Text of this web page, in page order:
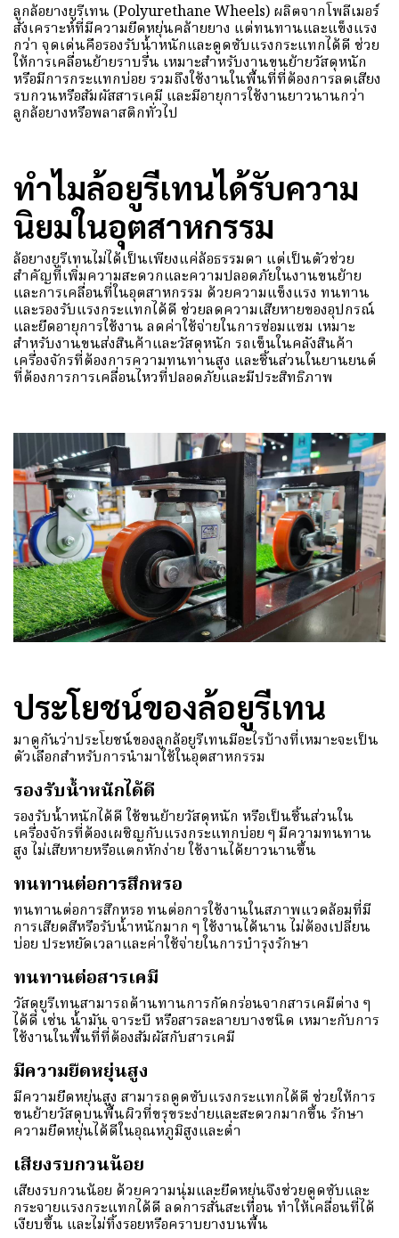
ลูกล้อยางยูรีเทน (Polyurethane Wheels) ผลิตจากโพลีเมอร์
สังเคราะห์ที่มีความยืดหยุ่นคล้ายยาง แต่ทนทานและแข็งแรง
กว่า จุดเด่นคือรองรับน้ำหนักและดูดซับแรงกระแทกได้ดี ช่วย
ให้การเคลื่อนย้ายราบรื่น เหมาะสำหรับงานขนย้ายวัสดุหนัก
หรือมีการกระแทกบ่อย รวมถึงใช้งานในพื้นที่ที่ต้องการลดเสียง
รบกวนหรือสัมผัสสารเคมี และมีอายุการใช้งานยาวนานกว่า
ลูกล้อยางหรือพลาสติกทั่วไป
ทำไมล้อยูรีเทนได้รับความ
นิยมในอุตสาหกรรม
ล้อยางยูรีเทนไม่ได้เป็นเพียงแค่ล้อธรรมดา แต่เป็นตัวช่วย
สำคัญที่เพิ่มความสะดวกและความปลอดภัยในงานขนย้าย
และการเคลื่อนที่ในอุตสาหกรรม ด้วยความแข็งแรง ทนทาน
และรองรับแรงกระแทกได้ดี ช่วยลดความเสียหายของอุปกรณ์
และยืดอายุการใช้งาน ลดค่าใช้จ่ายในการซ่อมแซม เหมาะ
สำหรับงานขนส่งสินค้าและวัสดุหนัก รถเข็นในคลังสินค้า
เครื่องจักรที่ต้องการความทนทานสูง และชิ้นส่วนในยานยนต์
ที่ต้องการการเคลื่อนไหวที่ปลอดภัยและมีประสิทธิภาพ
ประโยชน์ของล้อยูรีเทน
มาดูกันว่าประโยชน์ของลูกล้อยูรีเทนมีอะไรบ้างที่เหมาะจะเป็น
ตัวเลือกสำหรับการนำมาใช้ในอุตสาหกรรม
รองรับน้ำหนักได้ดี
รองรับน้ำหนักได้ดี ใช้ขนย้ายวัสดุหนัก หรือเป็นชิ้นส่วนใน
เครื่องจักรที่ต้องเผชิญกับแรงกระแทกบ่อย ๆ มีความทนทาน
สูง ไม่เสียหายหรือแตกหักง่าย ใช้งานได้ยาวนานขึ้น
ทนทานต่อการสึกหรอ
ทนทานต่อการสึกหรอ ทนต่อการใช้งานในสภาพแวดล้อมที่มี
การเสียดสีหรือรับน้ำหนักมาก ๆ ใช้งานได้นาน ไม่ต้องเปลี่ยน
บ่อย ประหยัดเวลาและค่าใช้จ่ายในการบำรุงรักษา
ทนทานต่อสารเคมี
วัสดุยูรีเทนสามารถต้านทานการกัดกร่อนจากสารเคมีต่าง ๆ
ได้ดี เช่น น้ำมัน จาระบี หรือสารละลายบางชนิด เหมาะกับการ
ใช้งานในพื้นที่ที่ต้องสัมผัสกับสารเคมี
มีความยืดหยุ่นสูง
มีความยืดหยุ่นสูง สามารถดูดซับแรงกระแทกได้ดี ช่วยให้การ
ขนย้ายวัสดุบนพื้นผิวที่ขรุขระง่ายและสะดวกมากขึ้น รักษา
ความยืดหยุ่นได้ดีในอุณหภูมิสูงและต่ำ
เสียงรบกวนน้อย
เสียงรบกวนน้อย ด้วยความนุ่มและยืดหยุ่นจึงช่วยดูดซับและ
กระจายแรงกระแทกได้ดี ลดการสั่นสะเทือน ทำให้เคลื่อนที่ได้
เงียบขึ้น และไม่ทิ้งรอยหรือคราบยางบนพื้น